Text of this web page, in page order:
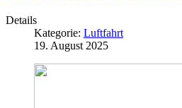
Details
Kategorie: Luftfahrt
19. August 2025